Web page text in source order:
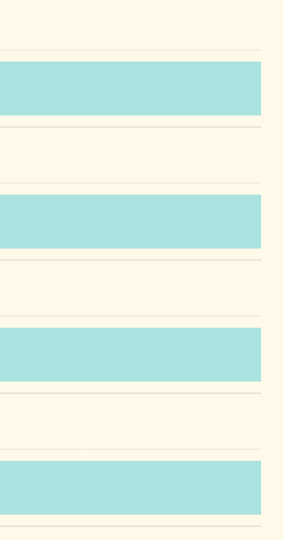
情報の開示･訂正･削除・利
て頂いております。
削除・利用停止の具体的手続
話でお問合せ下さい。